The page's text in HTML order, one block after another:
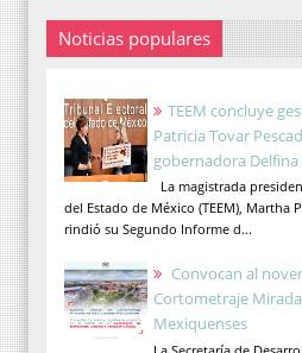
Noticias populares
TEEM concluye
Patricia Tovar
gobernadora Delfina
La magistrada
del Estado de México (TEEM), Martha
rindió su Segundo Informe d...
Convocan al
Cortometraje
Mexiquenses